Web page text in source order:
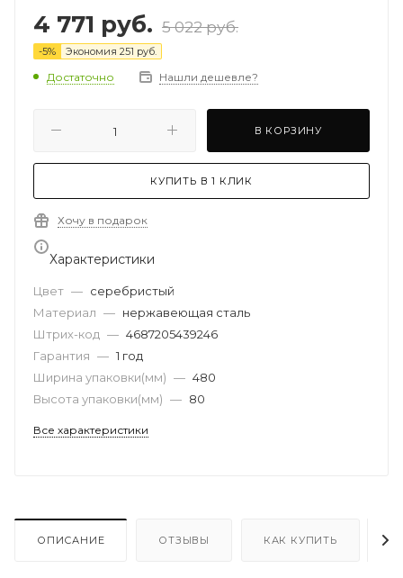
4 771 руб. 5 022руб.
-5% Экономия 251 руб.
Достаточно Нашли дешевле?
В КОРЗИНУ
КУПИТЬ В 1 КЛИК
Хочу в подарок
Характеристики
Цвет — серебристый
Материал — нержавеющая сталь
Штрих-код — 4687205439246
Гарантия — 1 год
Ширина упаковки(мм) — 480
Высота упаковки(мм) — 80
Все характеристики
ОПИСАНИЕ ОТЗЫВЫ КАК КУПИТЬ